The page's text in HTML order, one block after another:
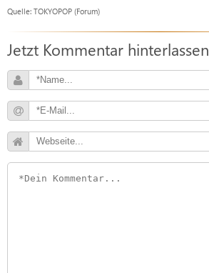
Quelle: TOKYOPOP (Forum)
Jetzt Kommentar hinterlassen